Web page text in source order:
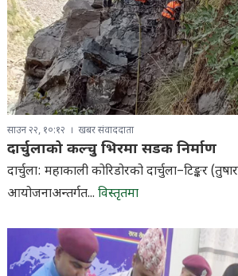
साउन २२, १०:१२ खबर संवाददाता
दार्चुलाको कल्चु भिरमा सडक निर्माण
दार्चुला: महाकाली कोरिडोरको दार्चुला–टिङ्कर
आयोजनाअन्तर्गत... विस्तृतमा